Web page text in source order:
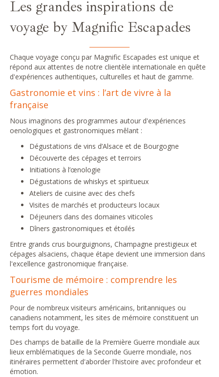
Les grandes inspirations de
voyage by Magnific Escapades
Chaque voyage conçu par Magnific Escapades est unique et
répond aux attentes de notre clientèle internationale en quête
d'expériences authentiques, culturelles et haut de gamme.
Gastronomie et vins : l’art de vivre à la
française
Nous imaginons des programmes autour d'expériences
oenologiques et gastronomiques mêlant :
Dégustations de vins d’Alsace et de Bourgogne
Découverte des cépages et terroirs
Initiations à l’œnologie
Dégustations de whiskys et spiritueux
Ateliers de cuisine avec des chefs
Visites de marchés et producteurs locaux
Déjeuners dans des domaines viticoles
Dîners gastronomiques et étoilés
Entre grands crus bourguignons, Champagne prestigieux et
cépages alsaciens, chaque étape devient une immersion dans
l'excellence gastronomique française.
Tourisme de mémoire : comprendre les
guerres mondiales
Pour de nombreux visiteurs américains, britanniques ou
canadiens notamment, les sites de mémoire constituent un
temps fort du voyage.
Des champs de bataille de la Première Guerre mondiale aux
lieux emblématiques de la Seconde Guerre mondiale, nos
itinéraires permettent d'aborder l'histoire avec profondeur et
émotion.